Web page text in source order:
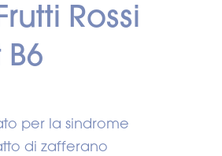
Rossi
per la sindrome
di zafferano